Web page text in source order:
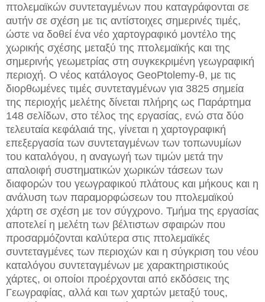
πτολεμαϊκών συντεταγμένων που καταγράφονται σε
αυτήν σε σχέση με τις αντίστοιχες σημερινές τιμές,
ώστε να δοθεί ένα νέο χαρτογραφικό μοντέλο της
χωρικής σχέσης μεταξύ της πτολεμαϊκής και της
σημερινής γεωμετρίας στη συγκεκριμένη γεωγραφική
περιοχή. Ο νέος κατάλογος GeoPtolemy-θ, με τις
διορθωμένες τιμές συντεταγμένων για 3825 σημεία
της περιοχής μελέτης δίνεται πλήρης ως Παράρτημα
148 σελίδων, στο τέλος της εργασίας, ενώ στα δύο
τελευταία κεφάλαιά της, γίνεται η χαρτογραφική
επεξεργασία των συντεταγμένων των τοπωνυμίων
του καταλόγου, η αναγωγή των τιμών μετά την
απαλοιφή συστηματικών χωρικών τάσεων των
διαφορών του γεωγραφικού πλάτους και μήκους και η
ανάλυση των παραμορφώσεων του πτολεμαϊκού
χάρτη σε σχέση με τον σύγχρονο. Τμήμα της εργασίας
αποτελεί η μελέτη των βέλτιστων σφαιρών που
προσαρμόζονται καλύτερα στις πτολεμαϊκές
συντεταγμένες των περιοχών και η σύγκριση του νέου
καταλόγου συντεταγμένων με χαρακτηριστικούς
χάρτες, οι οποίοι προέρχονται από εκδόσεις της
Γεωγραφίας, αλλά και των χαρτών μεταξύ τους,